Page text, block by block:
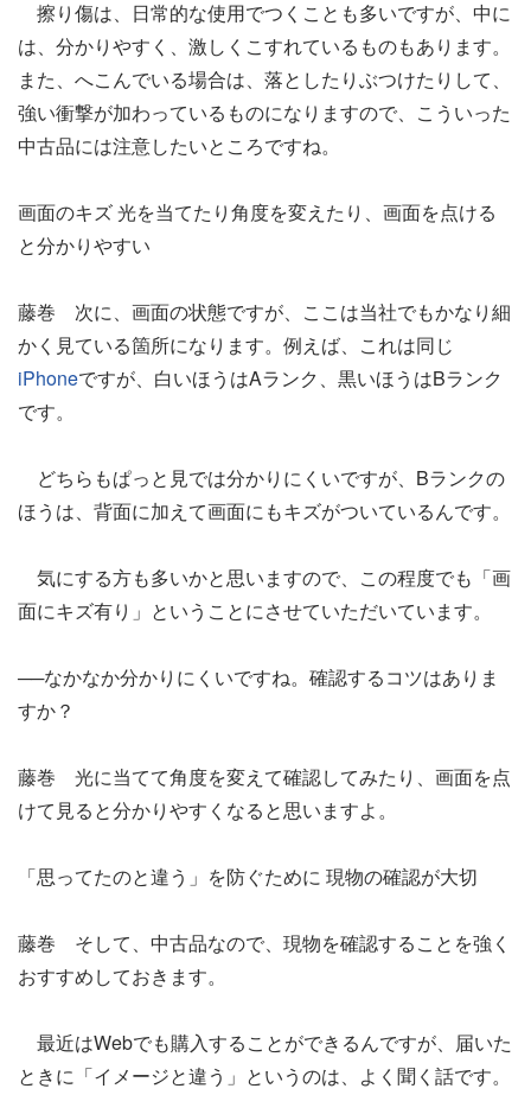
擦り傷は、日常的な使用でつくことも多いですが、中に
は、分かりやすく、激しくこすれているものもあります。
また、へこんでいる場合は、落としたりぶつけたりして、
強い衝撃が加わっているものになりますので、こういった
中古品には注意したいところですね。
画面のキズ 光を当てたり角度を変えたり、画面を点ける
と分かりやすい
藤巻 次に、画面の状態ですが、ここは当社でもかなり細
かく見ている箇所になります。例えば、これは同じ
iPhoneですが、白いほうはAランク、黒いほうはBランク
です。
どちらもぱっと見では分かりにくいですが、Bランクの
ほうは、背面に加えて画面にもキズがついているんです。
気にする方も多いかと思いますので、この程度でも「画
面にキズ有り」ということにさせていただいています。
──なかなか分かりにくいですね。確認するコツはありま
すか？
藤巻 光に当てて角度を変えて確認してみたり、画面を点
けて見ると分かりやすくなると思いますよ。
「思ってたのと違う」を防ぐために 現物の確認が大切
藤巻 そして、中古品なので、現物を確認することを強く
おすすめしておきます。
最近はWebでも購入することができるんですが、届いた
ときに「イメージと違う」というのは、よく聞く話です。